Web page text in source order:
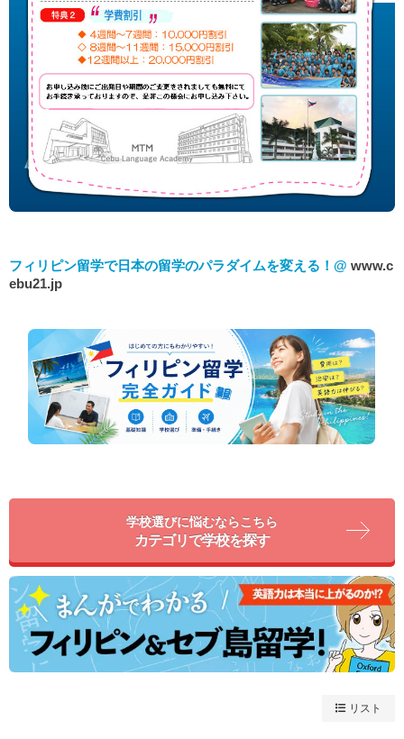
フィリピン留学で日本の留学のパラダイムを変える！@ www.c
ebu21.jp
学校選びに悩むならこちら
カテゴリで学校を探す
リスト